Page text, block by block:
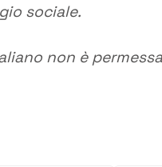
sociale.
non è